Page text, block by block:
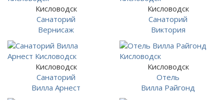
Кисловодск
Санаторий
Вернисаж
Кисловодск
Санаторий
Виктория
Кисловодск
Санаторий
Вилла Арнест
Кисловодск
Отель
Вилла Райгонд